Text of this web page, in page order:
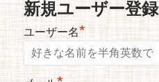
新規ユーザー登録
ユーザー名*